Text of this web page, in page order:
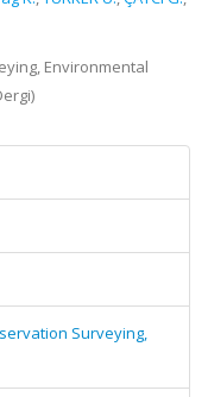
Environmental
Surveying,